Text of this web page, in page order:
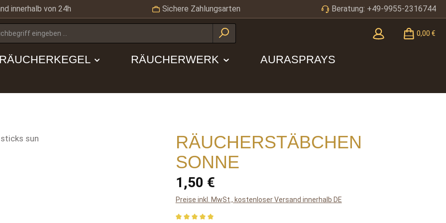
innerhalb von 24h Sichere Zahlungsarten Beratung: +49-9955-2316744
0,00 €
RÄUCHERKEGEL RÄUCHERWERK
AURASPRAYS
RÄUCHERSTÄBCHEN
SONNE
Regulärer Preis:
1,50 €
Preise inkl. MwSt., kostenloser Versand innerhalb DE